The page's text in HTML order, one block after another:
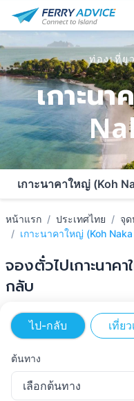
ท่องเที่ย
เกาะน
เกาะนาคาใหญ่ (Koh
หน้าแรก ประเทศไทย
จุ
เกาะนาคาใหญ่ (Koh Naka
จองตั๋วไปเกาะนาค
กลับ
ไป-กลับ เที่ย
ต้นทาง
เลือกต้นทาง